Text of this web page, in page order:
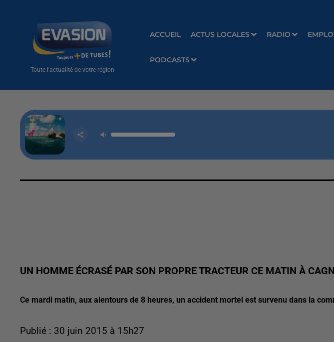
Toute l'actualité de votre région
ACCUEIL ACTUS LOCALES RADIO
PODCASTS
UN HOMME ÉCRASÉ PAR SON PROPRE TRACTEUR CE MATIN À
Ce mardi matin, aux alentours de 8 heures, un accident mortel est survenu dans la
Publié : 30 juin 2015 à 15h27